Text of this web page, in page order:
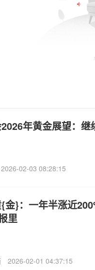
年黄金展望：继
2026-02-03 08:28:15
金}：一年半涨近
里
2026-02-01 04:37:15